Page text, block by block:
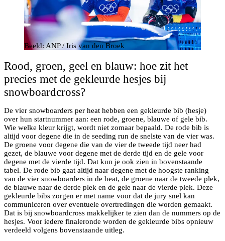
Beeld: ANP / Iris van den Broek
Rood, groen, geel en blauw: hoe zit het
precies met de gekleurde hesjes bij
snowboardcross?
De vier snowboarders per heat hebben een gekleurde bib (hesje)
over hun startnummer aan: een rode, groene, blauwe of gele bib.
Wie welke kleur krijgt, wordt niet zomaar bepaald. De rode bib is
altijd voor degene die in de seeding run de snelste van de vier was.
De groene voor degene die van de vier de tweede tijd neer had
gezet, de blauwe voor degene met de derde tijd en de gele voor
degene met de vierde tijd. Dat kun je ook zien in bovenstaande
tabel. De rode bib gaat altijd naar degene met de hoogste ranking
van de vier snowboarders in de heat, de groene naar de tweede plek,
de blauwe naar de derde plek en de gele naar de vierde plek. Deze
gekleurde bibs zorgen er met name voor dat de jury snel kan
communiceren over eventuele overtredingen die worden gemaakt.
Dat is bij snowboardcross makkelijker te zien dan de nummers op de
hesjes. Voor iedere finaleronde worden de gekleurde bibs opnieuw
verdeeld volgens bovenstaande uitleg.